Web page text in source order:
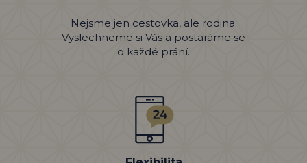
Nejsme jen cestovka, ale rodina.
Vyslechneme si Vás a postaráme se
o každé prání.